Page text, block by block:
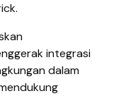
integrasi
dalam